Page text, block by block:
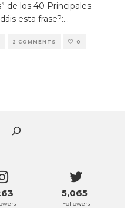
de los 40 Principales.
esta frase?:...
2 COMMENTS 0
5,065
Followers